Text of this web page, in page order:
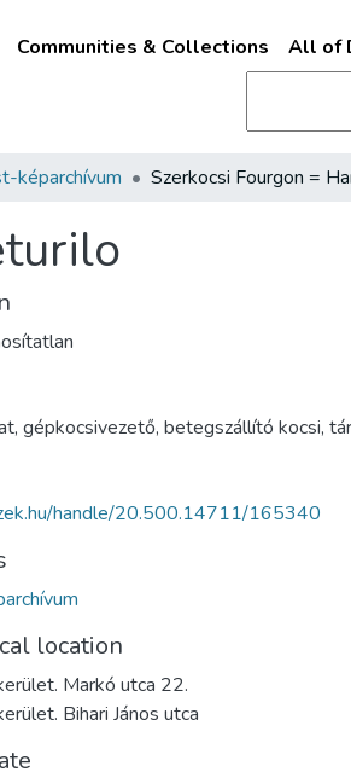
Communities & Collections All of
képarchívum
, gépkocsivezető, betegszállító kocsi,
handle/20.500.14711/165340
location
Markó utca 22.
Bihari János utca